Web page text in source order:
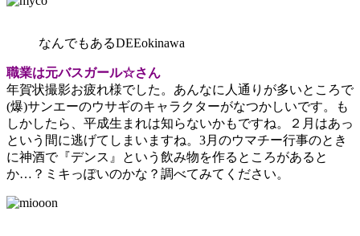
なんでもあるDEEokinawa
職業は元バスガール☆さん
年賀状撮影お疲れ様でした。あんなに人通りが多いところで
(爆)サンエーのウサギのキャラクターがなつかしいです。も
しかしたら、平成生まれは知らないかもですね。２月はあっ
という間に逃げてしまいますね。3月のウマチー行事のとき
に神酒で『デンス』という飲み物を作るところがあると
か…？ミキっぽいのかな？調べてみてください。